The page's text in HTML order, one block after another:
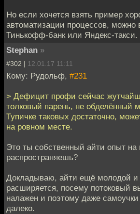
Но если хочется взять пример
автоматизации процессов, можно
Тинькофф-банк или Яндекс-такси.
Stephan »
#302 | 12.01.17 11:11
Кому: Рудольф, #231
> Дефицит профи сейчас
толковый парень, не обделённый
Тупичке таковых достаточно,
на ровном месте.
Это ты собственный айти опыт на
распространяешь?
Докладываю, айти ещё молодой и
расширяется, посему потоковый
налажен и поэтому даже самоучки
далеко.